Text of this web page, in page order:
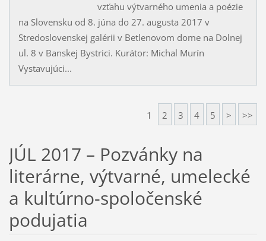
vzťahu výtvarného umenia a poézie
na Slovensku od 8. júna do 27. augusta 2017 v
Stredoslovenskej galérii v Betlenovom dome na Dolnej
ul. 8 v Banskej Bystrici. Kurátor: Michal Murín
Vystavujúci...
1 2 3 4 5 > >>
JÚL 2017 – Pozvánky na
literárne, výtvarné, umelecké
a kultúrno-spoločenské
podujatia